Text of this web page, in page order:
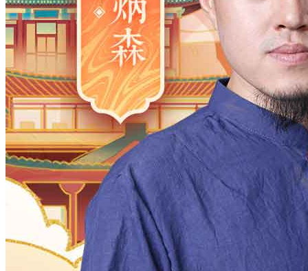
2022
2021 2020 2019 2018
2015
2014 2013 2012 2011
2009
2008 2007 2006 2005
2003
2002
2001 2000 1999 1998
1997
1995 1994 1993 1991
1990
1989
1988 1987 1986 1985
1984
1983
1982 1981 1980 1979 1978
1977
1976
1975 1974 1973 1972
1971
1969 1968 1967 1966 1965
1964
1963
1962 1961 1960 1959
1958
1957
1956 1955 1953 1952
1951
1950
1949 1948 1947
1944
1943 1942 1941 1940 1939
1938
1937
1936 1935 1934 1933
1932
1931
1930 1928 1927 1926
1924
1923 1922 1920
1919
1918
1916 1915 1914
1912
1911
1909 1908 1907
1905
1904 1903 1902 1900